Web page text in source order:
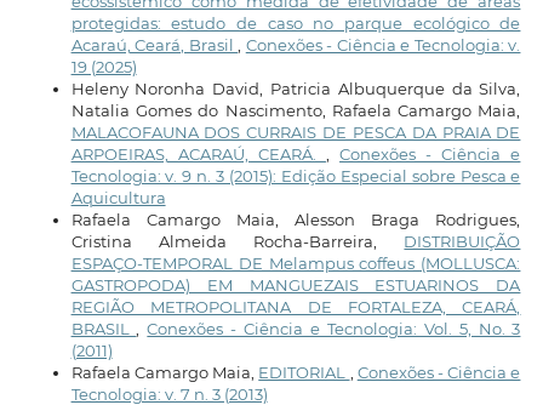
protegidas: estudo de caso no parque ecológico de
Acaraú, Ceará, Brasil
Conexões - Ciência e Tecnologia: v.
19 (2025)
Heleny Noronha David, Patricia Albuquerque da Silva,
Natalia Gomes do Nascimento, Rafaela Camargo Maia,
MALACOFAUNA DOS CURRAIS DE PESCA DA PRAIA DE
ARPOEIRAS, ACARAÚ, CEARÁ.
,Conexões - Ciência e
Tecnologia: v. 9 n. 3 (2015): Edição Especial sobre Pesca e
Aquicultura
Rafaela Camargo Maia, Alesson Braga Rodrigues,
Cristina Almeida Rocha-Barreira, DISTRIBUIÇÃO
ESPAÇO-TEMPORAL DE Melampus coffeus (MOLLUSCA:
GASTROPODA) EM MANGUEZAIS ESTUARINOS DA
REGIÃO METROPOLITANA DE FORTALEZA, CEARÁ,
BRASIL
,Conexões - Ciência e Tecnologia: Vol. 5, No. 3
(2011)
Rafaela Camargo Maia, EDITORIAL
Conexões - Ciência e
Tecnologia: v. 7 n. 3 (2013)